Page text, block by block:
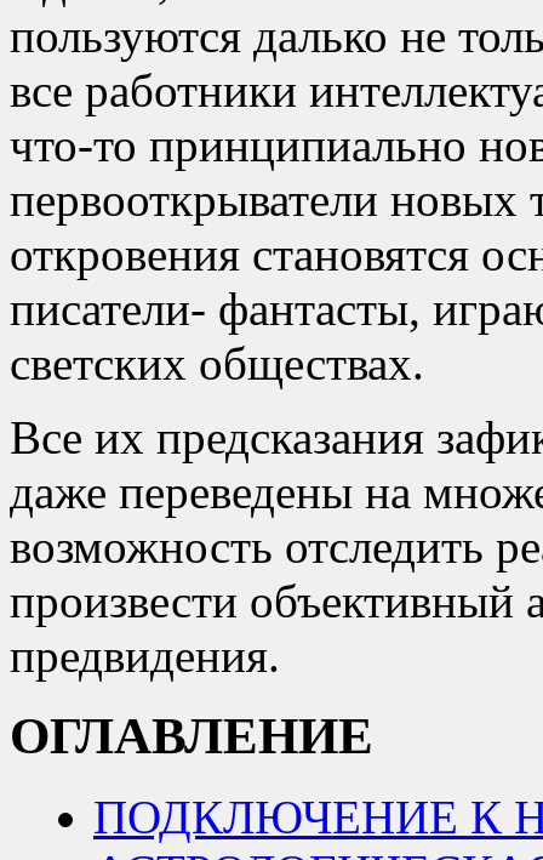
пользуются далько не
все работники
что-то принципиально
первооткрыватели новых
откровения становятся
писатели- фантасты,
светских обществах.
Все их предсказания
даже переведены на
возможность отследить
произвести объективный
предвидения.
ОГЛАВЛЕНИЕ
ПОДКЛЮЧЕНИЕ К